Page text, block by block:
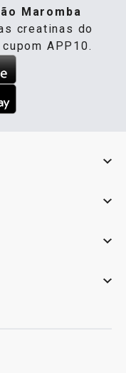
Maromba
creatinas do
APP10.